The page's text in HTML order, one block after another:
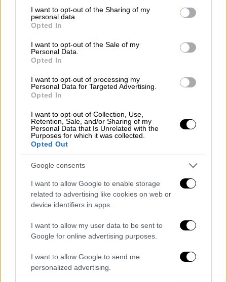
not limited to your visit or usage behaviour. You may click to
grant or deny consent to Google and its third-party tags to
use your data for below specified purposes in below Google
consent section.
I want to opt-out of the Sharing of my
personal data.
Opted In
I want to opt-out of the Sale of my
Personal Data.
Opted In
I want to opt-out of processing my
Personal Data for Targeted Advertising.
Opted In
I want to opt-out of Collection, Use,
Retention, Sale, and/or Sharing of my
Personal Data that Is Unrelated with the
Purposes for which it was collected.
Opted Out
Google consents
I want to allow Google to enable storage
related to advertising like cookies on web or
device identifiers in apps.
I want to allow my user data to be sent to
Google for online advertising purposes.
I want to allow Google to send me
personalized advertising.
Υπενθυμίζεται ότι έξι μέλη της Πολιτικής
Γραμματίας του
τροπολογίας στη βασική εισήγηση του
Σωκράτη Φάμελλου
περί συνεργασίας με τον
Αλέξη Τσίπρα
αυτοδιάλυση. Ναι στις συντεταγμένες
συνεργασίες», προκειμένου να τεθεί σε
κείμενο της απόφασης.
Το κείμενο υπογράφεται από τους
Παππά, Παύλο Πολάκη, Τρύφωνα Αλεξιάδη,
Ρένα Δούρου, Φωτεινή Καρυστινάκη και
Γιώργο Παναγιώτοπουλο. Όπως αναφέρεται:
Τα σενάρια αυτοδιάλυσης, διάλυσης ή
κατηγορηματικά ως ανιστόρητα και
προσβλητικά. Ο ΣΥΡΙΖΑ θα είναι παρών στην
επόμενη ημέρα σε εφαρμογή των
συνεδριακών αποφάσεων, συμμετέχοντας